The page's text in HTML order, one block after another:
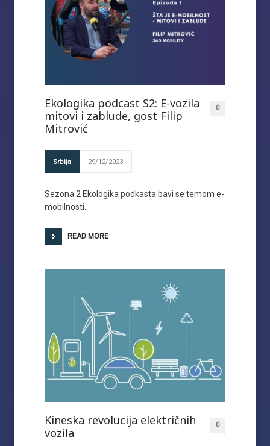
Ekologika podcast S2: E-vozila
mitovi i zablude, gost Filip
Mitrović
0
Srbija 29/12/2023
Sezona 2 Ekologika podkasta bavi se temom e-
mobilnosti.
READ MORE
Kineska revolucija električnih
vozila
0